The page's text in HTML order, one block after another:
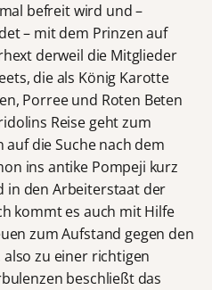
befreit wird und –
– mit dem Prinzen auf
derweil die Mitglieder
die als König Karotte
Porree und Roten Beten
Reise geht zum
die Suche nach dem
ins antike Pompeji kurz
in den Arbeiterstaat der
kommt es auch mit Hilfe
zum Aufstand gegen den
zu einer richtigen
beschließt das